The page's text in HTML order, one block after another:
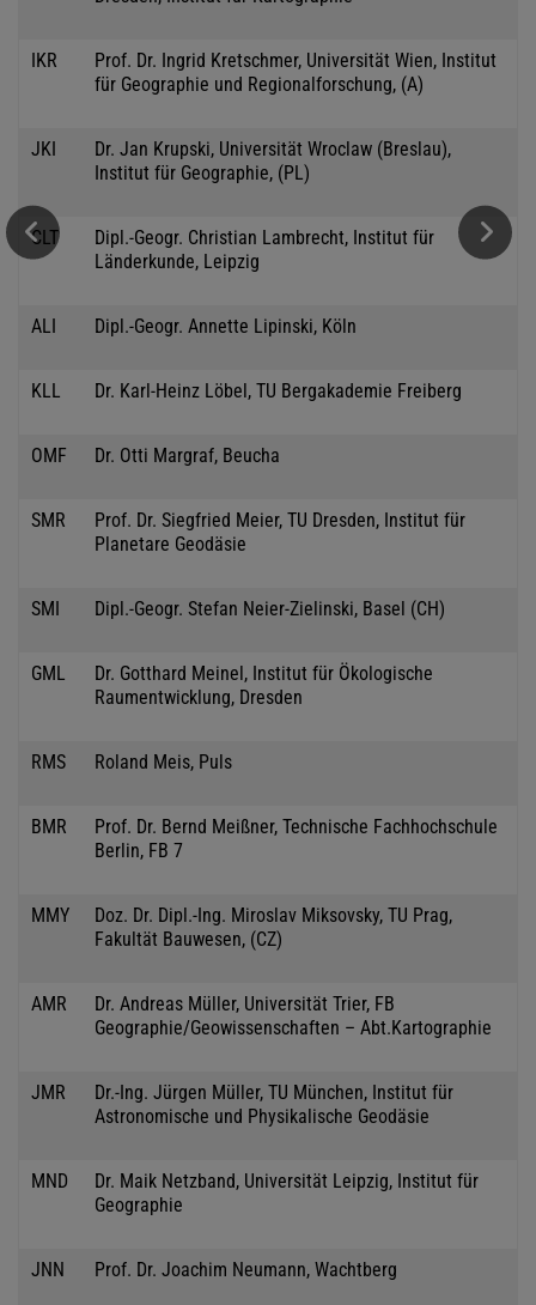
IKR
Prof. Dr. Ingrid Kretschmer, Universität Wien, Institut
für Geographie und Regionalforschung, (A)
JKI
Dr. Jan Krupski, Universität Wroclaw (Breslau),
Institut für Geographie, (PL)
CLT
Dipl.-Geogr. Christian Lambrecht, Institut für
Länderkunde, Leipzig
ALI Dipl.-Geogr. Annette Lipinski, Köln
KLL Dr. Karl-Heinz Löbel, TU Bergakademie Freiberg
OMF Dr. Otti Margraf, Beucha
SMR
Prof. Dr. Siegfried Meier, TU Dresden, Institut für
Planetare Geodäsie
SMI Dipl.-Geogr. Stefan Neier-Zielinski, Basel (CH)
GML
Dr. Gotthard Meinel, Institut für Ökologische
Raumentwicklung, Dresden
RMS Roland Meis, Puls
BMR
Prof. Dr. Bernd Meißner, Technische Fachhochschule
Berlin, FB 7
MMY
Doz. Dr. Dipl.-Ing. Miroslav Miksovsky, TU Prag,
Fakultät Bauwesen, (CZ)
AMR
Dr. Andreas Müller, Universität Trier, FB
Geographie/Geowissenschaften – Abt.Kartographie
JMR
Dr.-Ing. Jürgen Müller, TU München, Institut für
Astronomische und Physikalische Geodäsie
MND
Dr. Maik Netzband, Universität Leipzig, Institut für
Geographie
JNN Prof. Dr. Joachim Neumann, Wachtberg